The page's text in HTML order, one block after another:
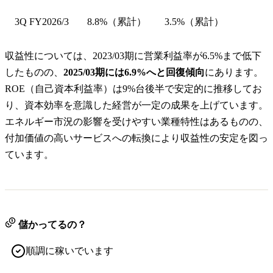
3Q FY2026/3 8.8%（累計） 3.5%（累計）
収益性については、2023/03期に営業利益率が6.5%まで低下
したものの、 2025/03期には6.9%へと回復傾向にあります。
ROE（自己資本利益率）は9%台後半で安定的に推移してお
り、資本効率を意識した経営が一定の成果を上げています。
エネルギー市況の影響を受けやすい業種特性はあるものの、
付加価値の高いサービスへの転換により収益性の安定を図っ
ています。
儲かってるの？
順調に稼いでいます